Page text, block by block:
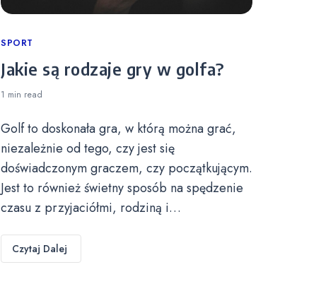
Categories
SPORT
Jakie są rodzaje gry w golfa?
1 min read
Golf to doskonała gra, w którą można grać,
niezależnie od tego, czy jest się
doświadczonym graczem, czy początkującym.
Jest to również świetny sposób na spędzenie
czasu z przyjaciółmi, rodziną i…
Czytaj Dalej